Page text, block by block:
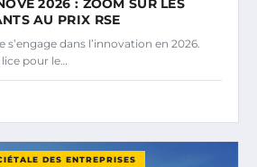
2026 : ZOOM SUR LES
AU PRIX RSE
s’engage dans l’innovation en 2026.
pour le…
DES ENTREPRISES